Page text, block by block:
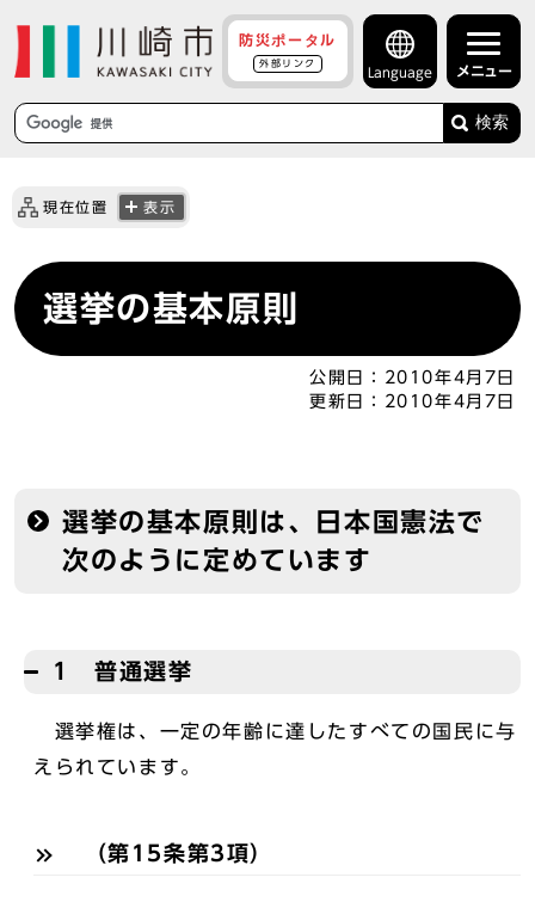
防災ポータル
外部リンク
Language メニュー
検索
現在位置 表示
選挙の基本原則
公開日：
2010年4月7日
更新日：
2010年4月7日
選挙の基本原則は、日本国憲法で
次のように定めています
1 普通選挙
選挙権は、一定の年齢に達したすべての国民に与
えられています。
（第15条第3項）